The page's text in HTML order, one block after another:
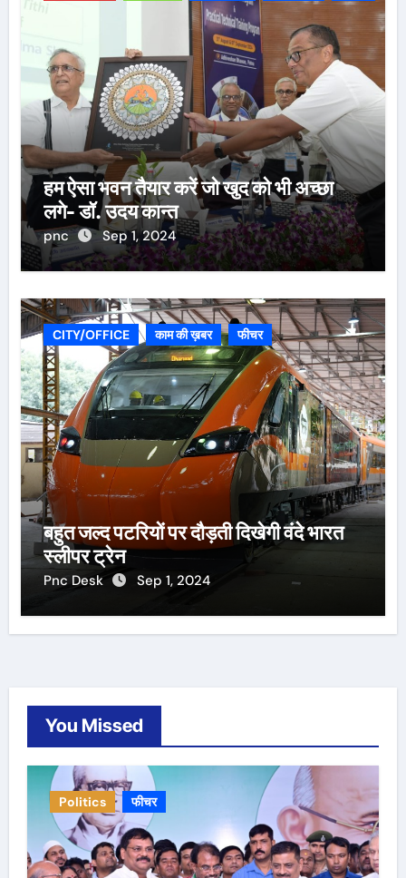
हम ऐसा भवन तैयार करें जो खुद को भी अच्छा
लगे- डॉ. उदय कान्त
pnc Sep 1, 2024
CITY/OFFICE काम की ख़बर फीचर
बहुत जल्द पटरियों पर दौड़ती दिखेगी वंदे भारत
स्लीपर ट्रेन
Pnc Desk Sep 1, 2024
You Missed
Politics फीचर